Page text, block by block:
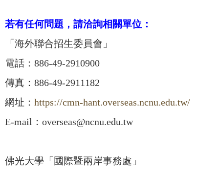
若有任何問題，請洽詢相關單位：
「海外聯合招生委員會」
電話：886-49-2910900
傳真：886-49-2911182
網址： https://cmn-hant.overseas.ncnu.edu.tw/
E-mail：overseas@ncnu.edu.tw
佛光大學「國際暨兩岸事務處」